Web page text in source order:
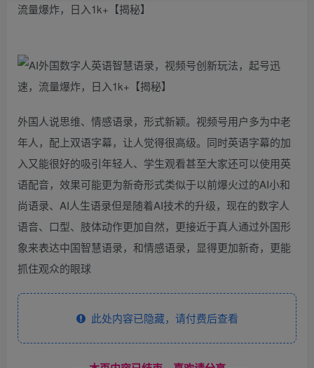
流量爆炸，日入1k+【揭秘】
外国人说思维、情感语录，形式新颖。视频号用户多为中老
年人，配上双语字幕，让人觉得很高级。同时英语字幕的加
入又能很好的吸引年轻人、学生观看甚至大家还可以使用英
语配音，效果可能更为新奇形式类似于以前爆火过的AI小和
尚语录、AI人生语录但是随着AI技术的升级，现在的数字人
语音、口型、肢体动作更加自然，更接近于真人通过外国形
象来表达中国智慧语录，和情感语录，显得更加新奇，更能
抓住观众的眼球
此处内容已隐藏，请付费后查看